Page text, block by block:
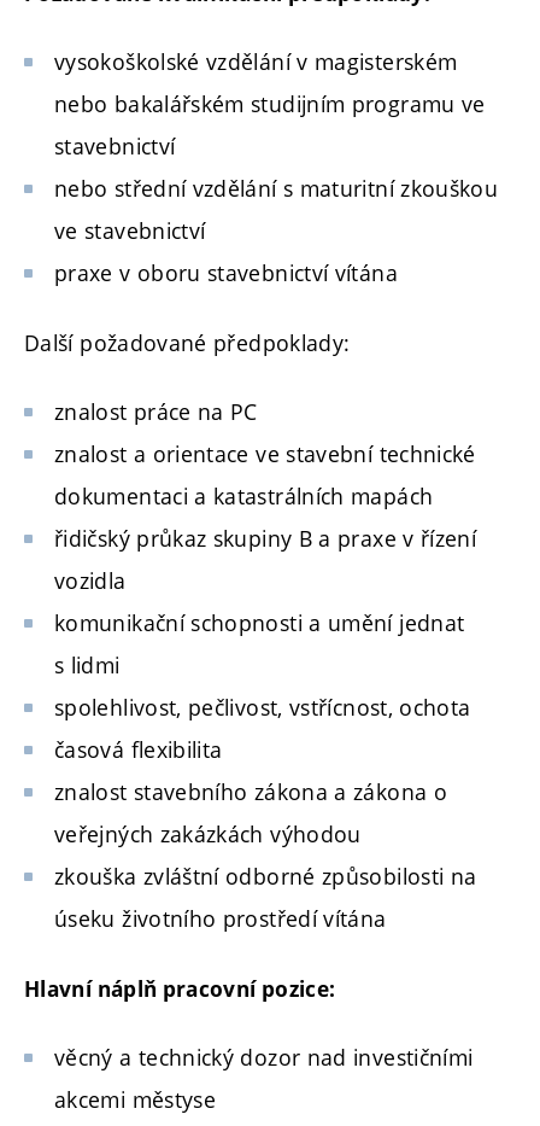
vysokoškolské vzdělání v magisterském
nebo bakalářském studijním programu ve
stavebnictví
nebo střední vzdělání s maturitní zkouškou
ve stavebnictví
praxe v oboru stavebnictví vítána
Další požadované předpoklady:
znalost práce na PC
znalost a orientace ve stavební technické
dokumentaci a katastrálních mapách
řidičský průkaz skupiny B a praxe v řízení
vozidla
komunikační schopnosti a umění jednat
s lidmi
spolehlivost, pečlivost, vstřícnost, ochota
časová flexibilita
znalost stavebního zákona a zákona o
veřejných zakázkách výhodou
zkouška zvláštní odborné způsobilosti na
úseku životního prostředí vítána
Hlavní náplň pracovní pozice:
věcný a technický dozor nad investičními
akcemi městyse